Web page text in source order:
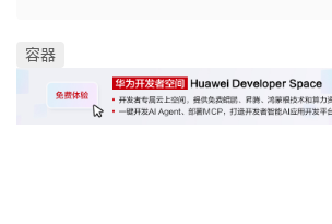
容器